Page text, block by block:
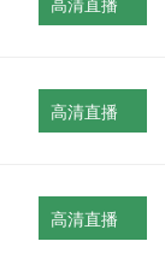
高清直播
高清直播